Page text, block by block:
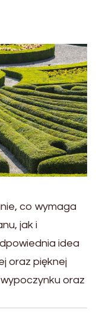
co wymaga
jak i
idea
oraz pięknej
oraz